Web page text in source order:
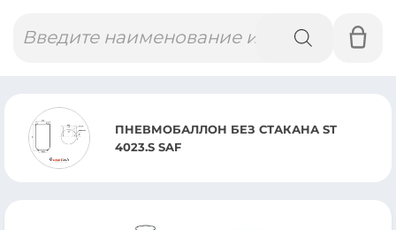
товаров
ПНЕВМОБАЛЛОН БЕЗ СТАКАНА ST
4023.S SAF